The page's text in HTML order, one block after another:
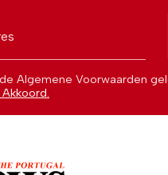
Algemene Voorwaarden